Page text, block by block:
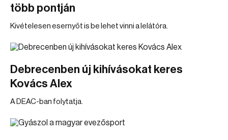
több pontján
Kivételesen esernyőt is be lehet vinni a lelátóra.
Debrecenben új kihívásokat keres
Kovács Alex
A DEAC-ban folytatja.